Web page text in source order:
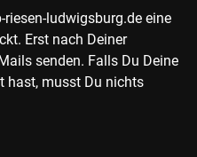
ludwigsburg.de eine
Erst nach Deiner
senden. Falls Du Deine
hast, musst Du nichts